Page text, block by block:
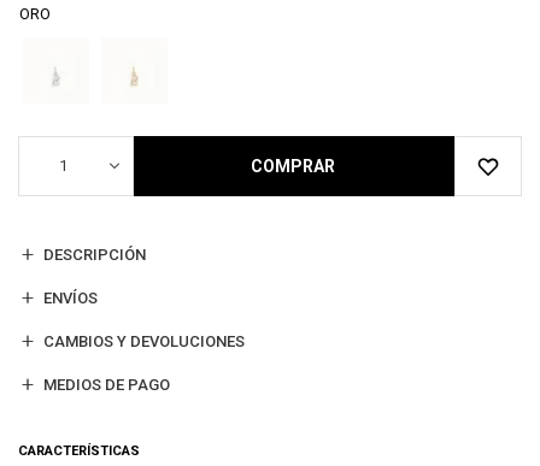
ORO
1 COMPRAR
DESCRIPCIÓN
ENVÍOS
CAMBIOS Y DEVOLUCIONES
MEDIOS DE PAGO
CARACTERÍSTICAS